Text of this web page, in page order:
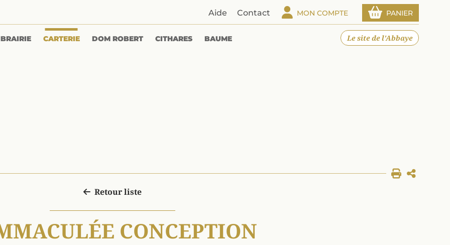
Aide Contact MON COMPTE PANIER
CARTERIE DOM ROBERT CITHARES BAUME Le site de l'Abbaye
Retour liste
CONCEPTION